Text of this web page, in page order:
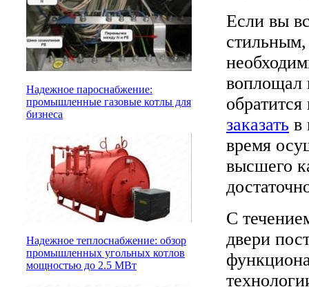
Надежное пароснабжение:
промышленные газовые котлы для
бизнеса
Надежное теплоснабжение: обзор
промышленных угольных котлов
мощностью до 2.5 МВт
Если вы
воплощал
заказать в
время
высшего
С
двери